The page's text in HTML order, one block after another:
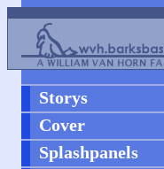
Storys
Cover
Splashpanels